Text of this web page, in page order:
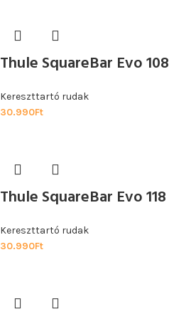
Thule SquareBar Evo
Kereszttartó rudak
30.990Ft
Thule SquareBar Evo
Kereszttartó rudak
30.990Ft